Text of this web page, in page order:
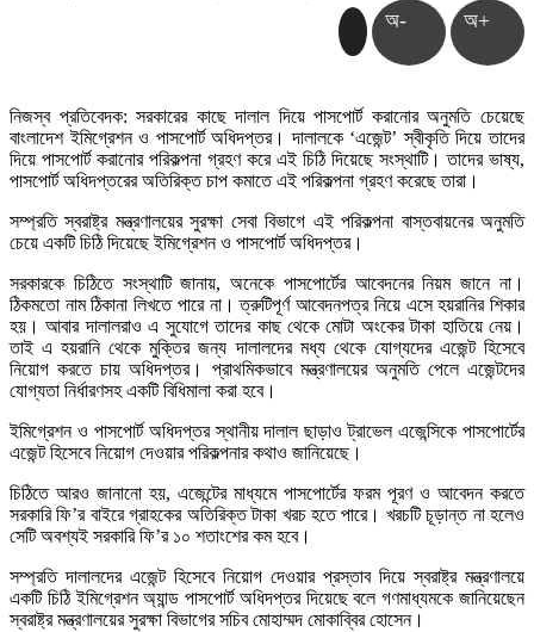
অ- অ+
নিজস্ব প্রতিবেদক: সরকারের কাছে দালাল দিয়ে পাসপোর্ট করানোর অনুমতি চেয়েছে
বাংলাদেশ ইমিগ্রেশন ও পাসপোর্ট অধিদপ্তর। দালালকে ‘এজেন্ট’ স্বীকৃতি দিয়ে তাদের
দিয়ে পাসপোর্ট করানোর পরিকল্পনা গ্রহণ করে এই চিঠি দিয়েছে সংস্থাটি। তাদের ভাষ্য,
পাসপোর্ট অধিদপ্তরের অতিরিক্ত চাপ কমাতে এই পরিকল্পনা গ্রহণ করেছে তারা।
সম্প্রতি স্বরাষ্ট্র মন্ত্রণালয়ের সুরক্ষা সেবা বিভাগে এই পরিকল্পনা বাস্তবায়নের অনুমতি
চেয়ে একটি চিঠি দিয়েছে ইমিগ্রেশন ও পাসপোর্ট অধিদপ্তর।
সরকারকে চিঠিতে সংস্থাটি জানায়, অনেকে পাসপোর্টের আবেদনের নিয়ম জানে না।
ঠিকমতো নাম ঠিকানা লিখতে পারে না। ত্রুটিপূর্ণ আবেদনপত্র নিয়ে এসে হয়রানির শিকার
হয়। আবার দালালরাও এ সুযোগে তাদের কাছ থেকে মোটা অংকের টাকা হাতিয়ে নেয়।
তাই এ হয়রানি থেকে মুক্তির জন্য দালালদের মধ্য থেকে যোগ্যদের এজেন্ট হিসেবে
নিয়োগ করতে চায় অধিদপ্তর। প্রাথমিকভাবে মন্ত্রণালয়ের অনুমতি পেলে এজেন্টদের
যোগ্যতা নির্ধারণসহ একটি বিধিমালা করা হবে।
ইমিগ্রেশন ও পাসপোর্ট অধিদপ্তর স্থানীয় দালাল ছাড়াও ট্রাভেল এজেন্সিকে পাসপোর্টের
এজেন্ট হিসেবে নিয়োগ দেওয়ার পরিকল্পনার কথাও জানিয়েছে।
চিঠিতে আরও জানানো হয়, এজেন্টের মাধ্যমে পাসপোর্টের ফরম পূরণ ও আবেদন করতে
সরকারি ফি’র বাইরে গ্রাহকের অতিরিক্ত টাকা খরচ হতে পারে। খরচটি চূড়ান্ত না হলেও
সেটি অবশ্যই সরকারি ফি’র ১০ শতাংশের কম হবে।
সম্প্রতি দালালদের এজেন্ট হিসেবে নিয়োগ দেওয়ার প্রস্তাব দিয়ে স্বরাষ্ট্র মন্ত্রণালয়ে
একটি চিঠি ইমিগ্রেশন অ্যান্ড পাসপোর্ট অধিদপ্তর দিয়েছে বলে গণমাধ্যমকে জানিয়েছেন
স্বরাষ্ট্র মন্ত্রণালয়ের সুরক্ষা বিভাগের সচিব মোহাম্মদ মোকাব্বির হোসেন।